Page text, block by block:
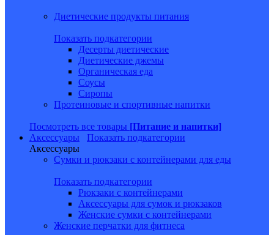
Диетические продукты питания
Показать подкатегории
Десерты диетические
Диетические джемы
Органическая еда
Соусы
Сиропы
Протеиновые и спортивные напитки
Посмотреть все товары [Питание и напитки]
Аксессуары
Показать подкатегории
Аксессуары
Сумки и рюкзаки с контейнерами для еды
Показать подкатегории
Рюкзаки с контейнерами
Аксессуары для сумок и рюкзаков
Женские сумки с контейнерами
Женские перчатки для фитнеса